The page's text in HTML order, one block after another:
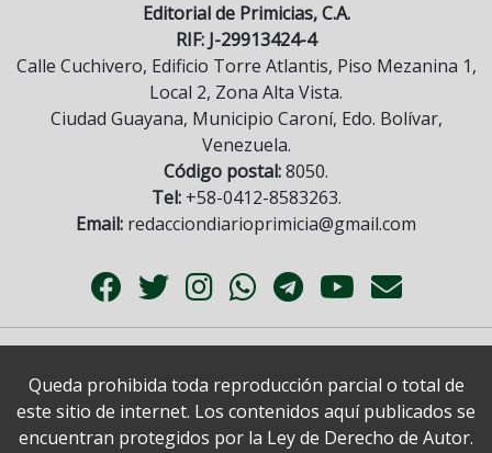
Editorial de Primicias, C.A.
RIF: J-29913424-4
Calle Cuchivero, Edificio Torre Atlantis, Piso Mezanina 1,
Local 2, Zona Alta Vista.
Ciudad Guayana, Municipio Caroní, Edo. Bolívar,
Venezuela.
Código postal:8050.
Tel:+58-0412-8583263.
Email: redacciondiarioprimicia@gmail.com
Queda prohibida toda reproducción parcial o total de
este sitio de internet. Los contenidos aquí publicados se
encuentran protegidos por la Ley de Derecho de Autor.